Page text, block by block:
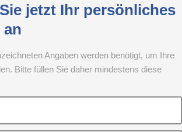
jetzt Ihr persönliches
Angaben werden benötigt, um Ihre
Bitte füllen Sie daher mindestens diese